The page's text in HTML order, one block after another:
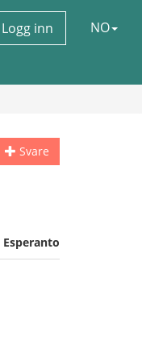
Logg inn NO
Svare
Esperanto